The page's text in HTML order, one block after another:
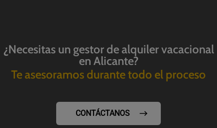
¿Necesitas un gestor de alquiler vacacional
en Alicante?
Te asesoramos durante todo el proceso
CONTÁCTANOS